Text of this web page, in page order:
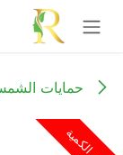
تخطي للذهاب إلى
حمايات